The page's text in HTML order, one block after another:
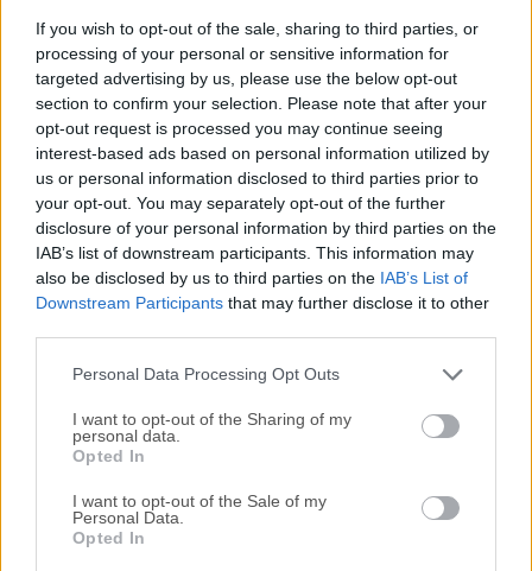
If you wish to opt-out of the sale, sharing to third parties, or
processing of your personal or sensitive information for
targeted advertising by us, please use the below opt-out
section to confirm your selection. Please note that after your
opt-out request is processed you may continue seeing
interest-based ads based on personal information utilized by
us or personal information disclosed to third parties prior to
your opt-out. You may separately opt-out of the further
disclosure of your personal information by third parties on the
IAB’s list of downstream participants. This information may
also be disclosed by us to third parties on the IAB’s List of
Downstream Participants that may further disclose it to other
Personal Data Processing Opt Outs
I want to opt-out of the Sharing of my
personal data.
Opted In
I want to opt-out of the Sale of my
Personal Data.
Opted In
reciente de Sublime Texto leer nuestra reseña,
simplemente hazclic aquí .
Todas las versiones antiguas distribuidas en nuestro
sitio web son completamente libres de virus y están
disponibles para su descarga sin costo alguno.
Nos encantaría saber de ti
Si tienes alguna pregunta o idea que desees compartir